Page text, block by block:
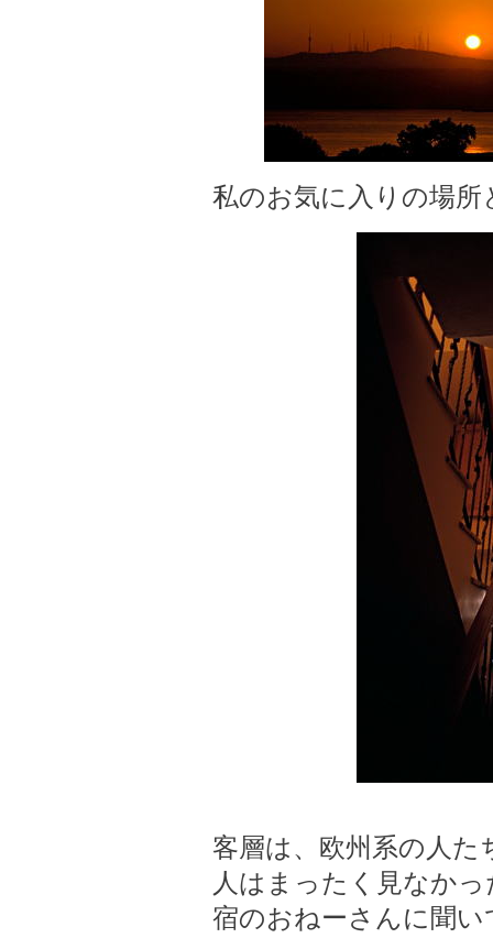
私のお気に入りの場所
客層は、欧州系の人た
人はまったく見なかっ
宿のおねーさんに聞い